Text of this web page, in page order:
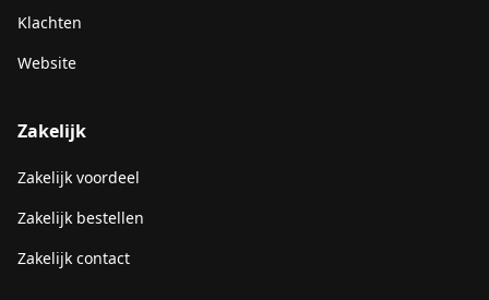
Klachten
Website
Zakelijk
Zakelijk voordeel
Zakelijk bestellen
Zakelijk contact